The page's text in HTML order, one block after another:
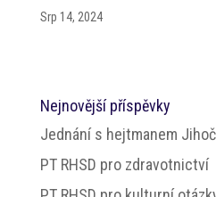
Srp 14, 2024
Nejnovější příspěvky
Jednání s hejtmanem
PT RHSD pro zdravotnictví